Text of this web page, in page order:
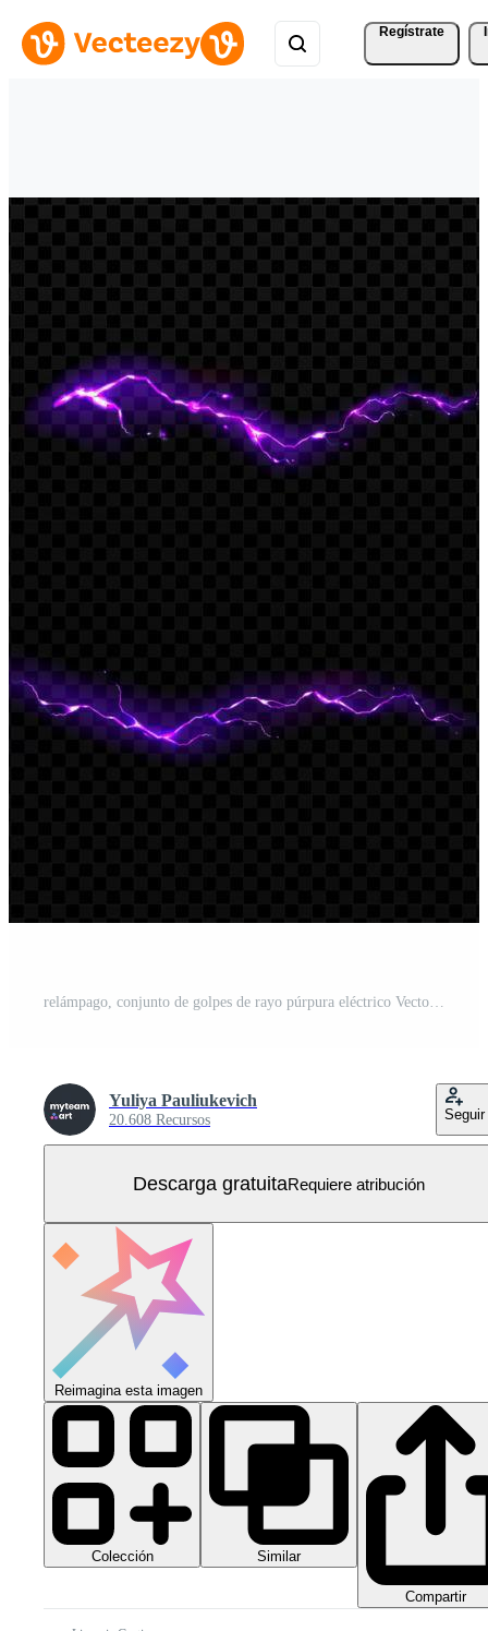
Regístrate
relámpago, conjunto de golpes de rayo púrpura eléctrico Vector Gratis
Yuliya Pauliukevich
20.608 Recursos Seguir
Descarga gratuitaRequiere atribución
Reimagina esta imagen
Colección Similar
Compartir